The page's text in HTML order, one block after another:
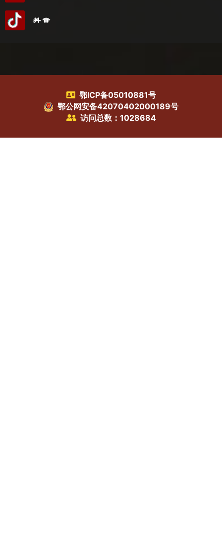
抖音
鄂ICP备05010881号
鄂公网安备42070402000189号
访问总数：1028684